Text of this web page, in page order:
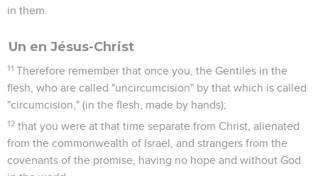
in them.
Un en Jésus-Christ
11 Therefore remember that once you, the Gentiles in the
flesh, who are called "uncircumcision" by that which is called
"circumcision," (in the flesh, made by hands);
12 that you were at that time separate from Christ, alienated
from the commonwealth of Israel, and strangers from the
covenants of the promise, having no hope and without God